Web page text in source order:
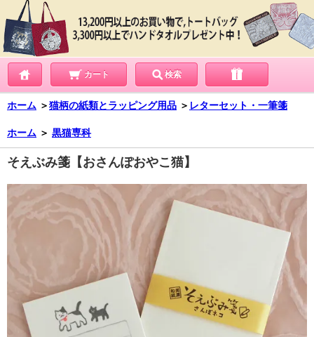
カート 検索
ホーム ＞猫柄の紙類とラッピング用品 ＞ レターセット・一筆箋
ホーム ＞ 黒猫専科
そえぶみ箋【おさんぽおやこ猫】